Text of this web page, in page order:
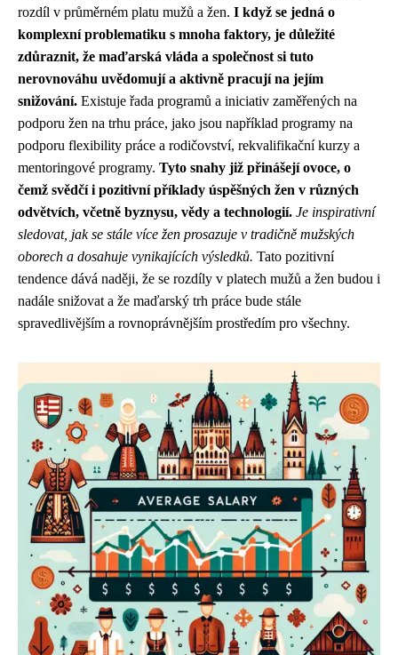
rozdíl v průměrném platu mužů a žen. I když se jedná o
komplexní problematiku s mnoha faktory, je důležité
zdůraznit, že maďarská vláda a společnost si tuto
nerovnováhu uvědomují a aktivně pracují na jejím
snižování. Existuje řada programů a iniciativ zaměřených na
podporu žen na trhu práce, jako jsou například programy na
podporu flexibility práce a rodičovství, rekvalifikační kurzy a
mentoringové programy. Tyto snahy již přinášejí ovoce, o
čemž svědčí i pozitivní příklady úspěšných žen v různých
odvětvích, včetně byznysu, vědy a technologií. Je inspirativní
sledovat, jak se stále více žen prosazuje v tradičně mužských
oborech a dosahuje vynikajících výsledků. Tato pozitivní
tendence dává naději, že se rozdíly v platech mužů a žen budou i
nadále snižovat a že maďarský trh práce bude stále
spravedlivějším a rovnoprávnějším prostředím pro všechny.